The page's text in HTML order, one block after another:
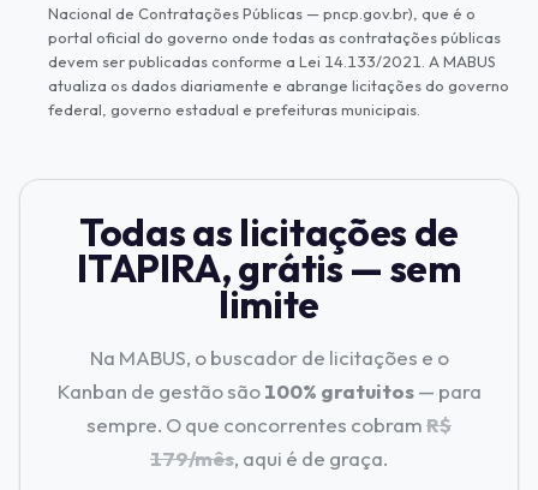
Nacional de Contratações Públicas — pncp.gov.br), que é o
portal oficial do governo onde todas as contratações públicas
devem ser publicadas conforme a Lei 14.133/2021. A MABUS
atualiza os dados diariamente e abrange licitações do governo
federal, governo estadual e prefeituras municipais.
Todas as licitações de
ITAPIRA, grátis — sem
limite
Na MABUS, o buscador de licitações e o
Kanban de gestão são100% gratuitos— para
sempre. O que concorrentes cobramR$
179/mês, aqui é de graça.